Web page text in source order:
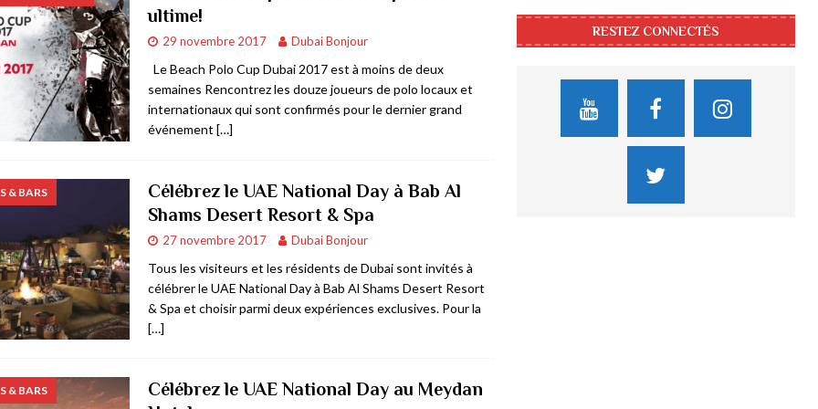
AFFAIRES & ECONOMIE
BIJOUX & ARTICLES DE LUXE
& COMMERCE
à Dubai RESTAURANTS & BARS
ultime!
29 novembre 2017 Dubai Bonjour
Le Beach Polo Cup Dubai 2017 est à moins de deux
semaines Rencontrez les douze joueurs de polo locaux et
internationaux qui sont confirmés pour le dernier grand
événement […]
& BARS
Célébrez le UAE National Day à Bab Al
Shams Desert Resort & Spa
27 novembre 2017 Dubai Bonjour
Tous les visiteurs et les résidents de Dubai sont invités à
célébrer le UAE National Day à Bab Al Shams Desert Resort
& Spa et choisir parmi deux expériences exclusives. Pour la
[…]
& BARS
Célébrez le UAE National Day au Meydan
RESTEZ CONNECTÉS